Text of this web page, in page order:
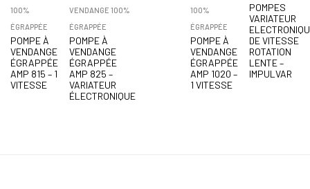
100%
ÉGRAPPÉE
POMPE À
VENDANGE
ÉGRAPPÉE
AMP 815 – 1
VITESSE
VENDANGE 100%
ÉGRAPPÉE
POMPE À
VENDANGE
ÉGRAPPÉE
AMP 825 –
VARIATEUR
ÉLECTRONIQUE
100%
ÉGRAPPÉE
POMPE À
VENDANGE
ÉGRAPPÉE
AMP 1020 –
1 VITESSE
POMPES
VARIATEUR
DE VITESSE
ROTATION
LENTE –
IMPULVAR